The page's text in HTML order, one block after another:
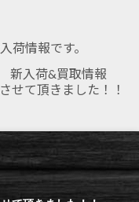
荷情報です。
新入荷&買取情報
て頂きました！！